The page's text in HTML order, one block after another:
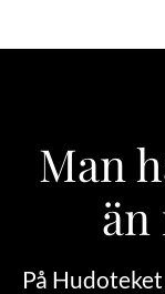
Man
än
På